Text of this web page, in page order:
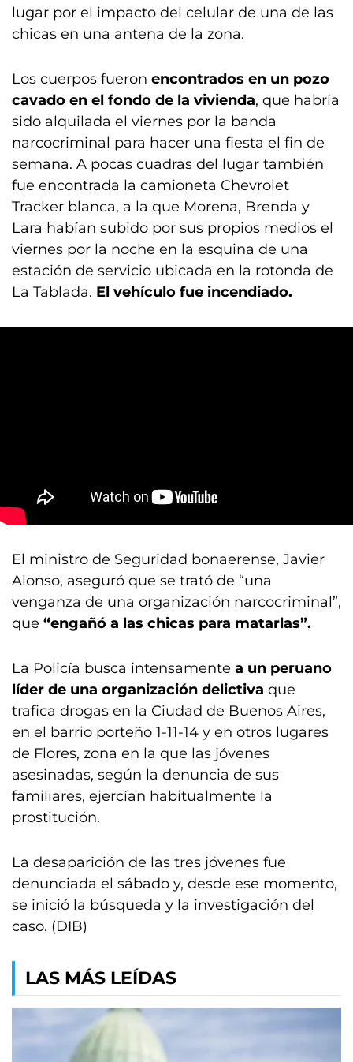
lugar por el impacto del celular de una de las
chicas en una antena de la zona.
Los cuerpos fueron encontrados en un pozo
cavado en el fondo de la vivienda, que habría
sido alquilada el viernes por la banda
narcocriminal para hacer una fiesta el fin de
semana. A pocas cuadras del lugar también
fue encontrada la camioneta Chevrolet
Tracker blanca, a la que Morena, Brenda y
Lara habían subido por sus propios medios el
viernes por la noche en la esquina de una
estación de servicio ubicada en la rotonda de
La Tablada. El vehículo fue incendiado.
El ministro de Seguridad bonaerense, Javier
Alonso, aseguró que se trató de “una
venganza de una organización narcocriminal”,
que “engañó a las chicas para matarlas”.
La Policía busca intensamente a un peruano
líder de una organización delictiva que
trafica drogas en la Ciudad de Buenos Aires,
en el barrio porteño 1-11-14 y en otros lugares
de Flores, zona en la que las jóvenes
asesinadas, según la denuncia de sus
familiares, ejercían habitualmente la
prostitución.
La desaparición de las tres jóvenes fue
denunciada el sábado y, desde ese momento,
se inició la búsqueda y la investigación del
caso. (DIB)
LAS MÁS LEÍDAS